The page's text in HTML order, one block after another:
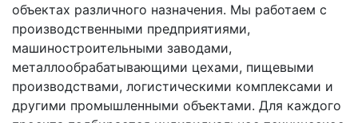
объектах различного назначения. Мы работаем с
производственными предприятиями,
машиностроительными заводами,
металлообрабатывающими цехами, пищевыми
производствами, логистическими комплексами и
другими промышленными объектами. Для каждого